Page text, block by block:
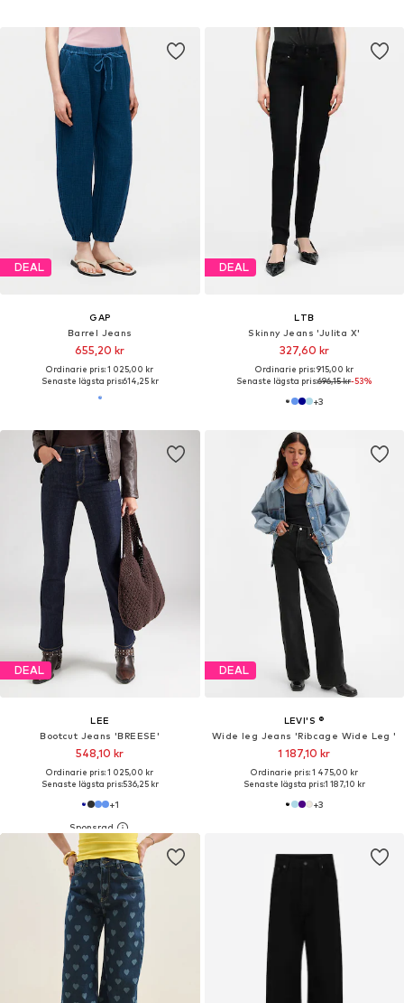
DEAL
GAP
Barrel Jeans
655,20 kr
Ordinarie pris: 1 025,00 kr
Senaste lägsta pris:614,25 kr
DEAL
LTB
Skinny Jeans 'Julita X'
327,60 kr
Ordinarie pris: 915,00 kr
Senaste lägsta pris:696,15 kr-53%
+3
DEAL
LEE
Bootcut Jeans 'BREESE'
548,10 kr
Ordinarie pris: 1 025,00 kr
Senaste lägsta pris:536,25 kr
+1
DEAL
LEVI'S ®
Wide leg Jeans 'Ribcage Wide Leg '
1 187,10 kr
Ordinarie pris: 1 475,00 kr
Senaste lägsta pris:1 187,10 kr
+3